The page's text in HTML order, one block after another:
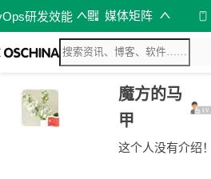
研发效能 媒体矩阵
魔方的马
甲
这个人没有介绍！